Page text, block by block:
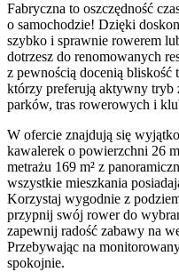
Fabryczna to oszczędność
o samochodzie! Dzięki
szybko i sprawnie rowerem
dotrzesz do renomowanych
z pewnością docenią
którzy preferują aktywny tryb
parków, tras rowerowych i
W ofercie znajdują się
kawalerek o powierzchni 26
metrażu 169 m² z
wszystkie mieszkania
Korzystaj wygodnie z
przypnij swój rower do
zapewnij radość zabawy na
Przebywając na
spokojnie.